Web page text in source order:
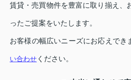
賃貸・売買物件を豊富に取り揃え、
ったご提案をいたします。
お客様の幅広いニーズにお応えでき
い合わせ ください。